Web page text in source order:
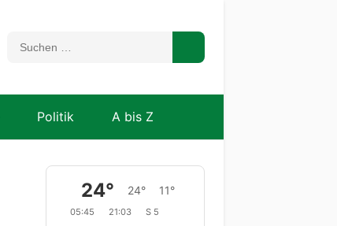
Politik A bis Z
24° 24° 11°
05:45 21:03 S 5